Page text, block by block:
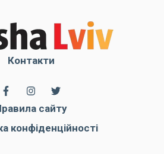
Контакти
сайту
конфіденційності